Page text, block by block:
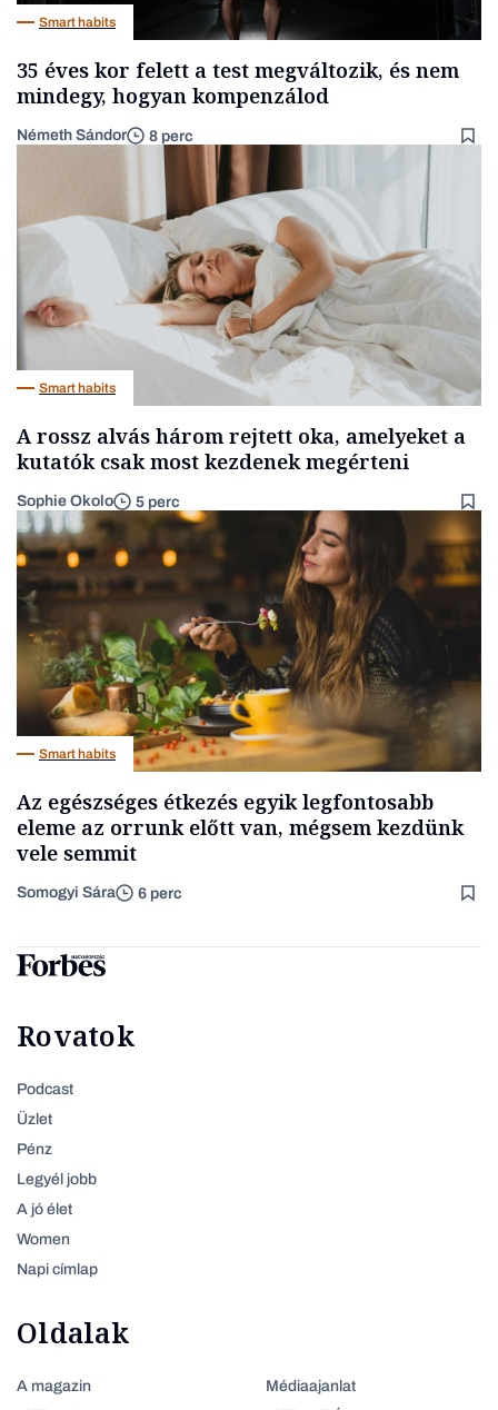
Smart habits
35 éves kor felett a test megváltozik, és nem
mindegy, hogyan kompenzálod
Németh Sándor 8 perc
Smart habits
A rossz alvás három rejtett oka, amelyeket a
kutatók csak most kezdenek megérteni
Sophie Okolo 5 perc
Smart habits
Az egészséges étkezés egyik legfontosabb
eleme az orrunk előtt van, mégsem kezdünk
vele semmit
Somogyi Sára 6 perc
Rovatok
Podcast
Üzlet
Pénz
Legyél jobb
A jó élet
Women
Napi címlap
Oldalak
A magazin
Médiaajanlat